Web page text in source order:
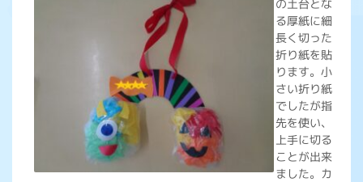
の土台とな
る厚紙に細
長く切った
折り紙を貼
ります。小
さい折り紙
でしたが指
先を使い、
上手に切る
ことが出来
ました。カ